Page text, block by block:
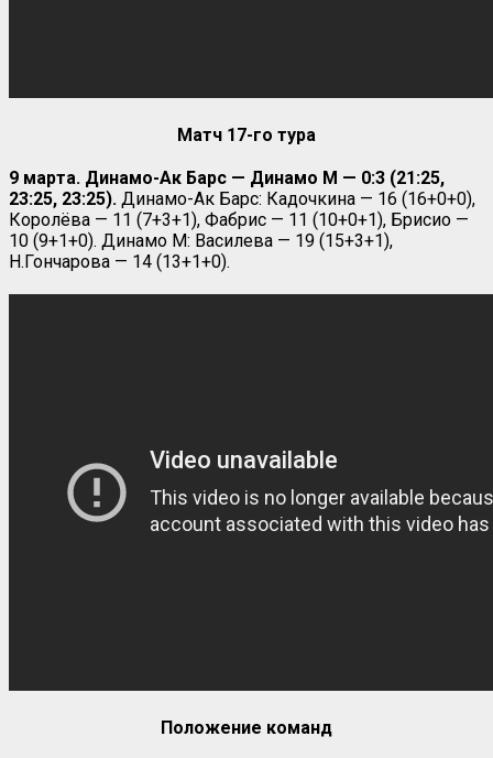
Матч 17-го тура
9 марта. Динамо-Ак Барс — Динамо М — 0:3 (21:25,
23:25, 23:25). Динамо-Ак Барс: Кадочкина — 16 (16+0+0),
Королёва — 11 (7+3+1), Фабрис — 11 (10+0+1), Брисио —
10 (9+1+0). Динамо М: Василева — 19 (15+3+1),
Н.Гончарова — 14 (13+1+0).
Положение команд